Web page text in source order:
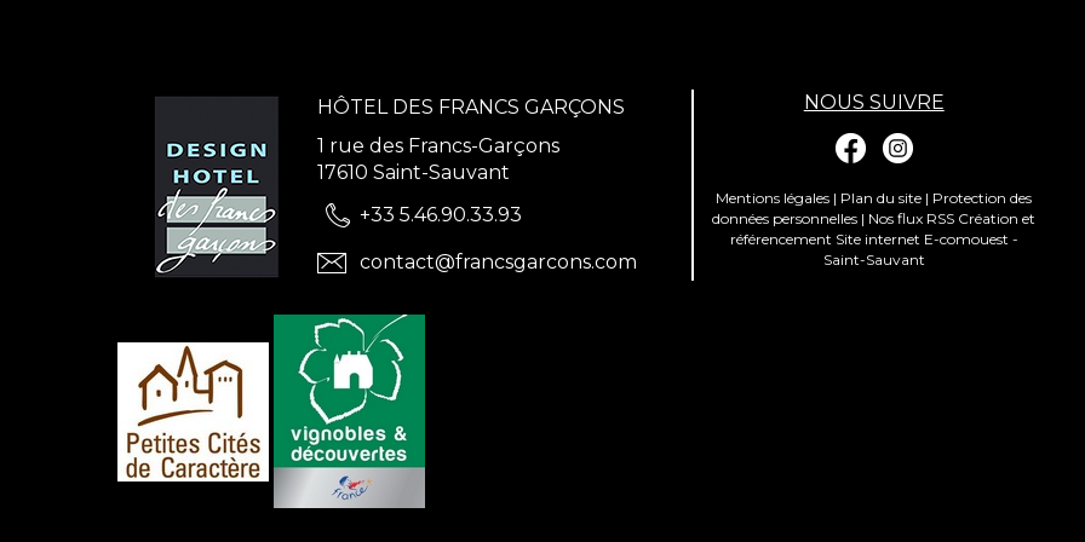
HÔTEL DES FRANCS GARÇONS
1 rue des Francs-Garçons
17610 Saint-Sauvant
+33 5.46.90.33.93
contact@francsgarcons.com
NOUS SUIVRE
Mentions légales | Plan du site | Protection des
données personnelles | Nos flux RSS Création et
référencement Site internet E-comouest -
Saint-Sauvant
confidentialité, en garantissant la conformité avec les réglementations. Personnalisez vos préférences pour contrôler la manière dont